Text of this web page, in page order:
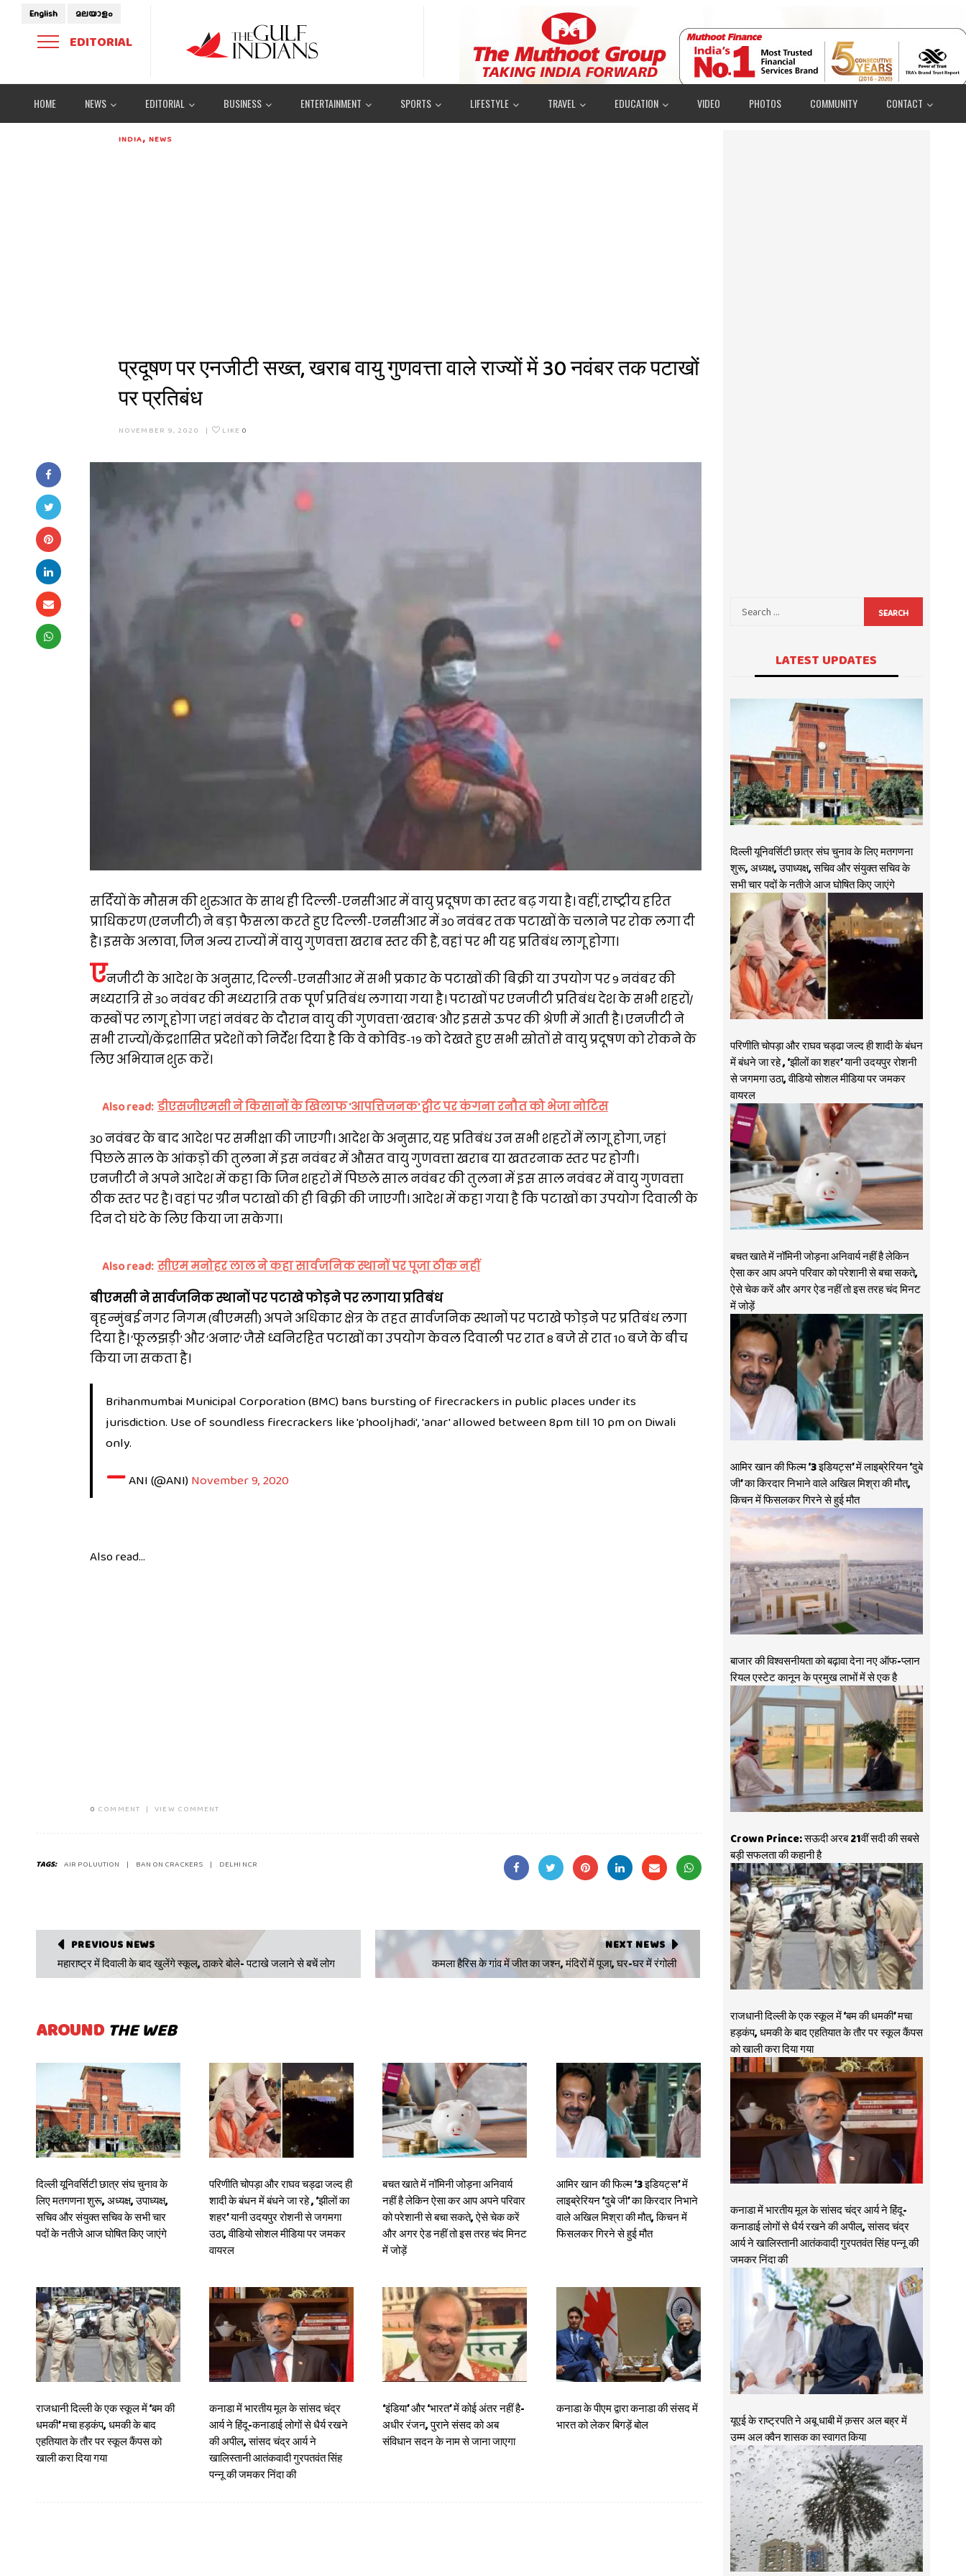
English മലയാളം
EDITORIAL
HOME NEWS EDITORIAL BUSINESS ENTERTAINMENT SPORTS LIFESTYLE TRAVEL EDUCATION VIDEO PHOTOS COMMUNITY CONTACT
INDIA, NEWS
प्रदूषण पर एनजीटी सख्त, खराब वायु गुणवत्ता वाले राज्यों में 30 नवंबर तक पटाखों
पर प्रतिबंध
NOVEMBER 9, 2020 | LIKE 0
सर्दियों के मौसम की शुरुआत के साथ ही दिल्ली-एनसीआर में वायु प्रदूषण का स्तर बढ़ गया है। वहीं, राष्ट्रीय हरित
प्राधिकरण (एनजीटी) ने बड़ा फैसला करते हुए दिल्ली-एनसीआर में 30 नवंबर तक पटाखों के चलाने पर रोक लगा दी
है। इसके अलावा, जिन अन्य राज्यों में वायु गुणवत्ता खराब स्तर की है, वहां पर भी यह प्रतिबंध लागू होगा।
एनजीटी के आदेश के अनुसार, दिल्ली-एनसीआर में सभी प्रकार के पटाखों की बिक्री या उपयोग पर 9 नवंबर की
मध्यरात्रि से 30 नवंबर की मध्यरात्रि तक पूर्ण प्रतिबंध लगाया गया है। पटाखों पर एनजीटी प्रतिबंध देश के सभी शहरों/
कस्बों पर लागू होगा जहां नवंबर के दौरान वायु की गुणवत्ता ‘खराब’ और इससे ऊपर की श्रेणी में आती है। एनजीटी ने
सभी राज्यों/केंद्रशासित प्रदेशों को निर्देश दिया है कि वे कोविड-19 को देखते हुए सभी स्रोतों से वायु प्रदूषण को रोकने के
लिए अभियान शुरू करें।
Also read: डीएसजीएमसी ने किसानों के खिलाफ 'आपत्तिजनक' ट्वीट पर कंगना रनौत को भेजा नोटिस
30 नवंबर के बाद आदेश पर समीक्षा की जाएगी। आदेश के अनुसार, यह प्रतिबंध उन सभी शहरों में लागू होगा, जहां
पिछले साल के आंकड़ों की तुलना में इस नवंबर में औसत वायु गुणवत्ता खराब या खतरनाक स्तर पर होगी।
एनजीटी ने अपने आदेश में कहा कि जिन शहरों में पिछले साल नवंबर की तुलना में इस साल नवंबर में वायु गुणवत्ता
ठीक स्तर पर है। वहां पर ग्रीन पटाखों की ही बिक्री की जाएगी। आदेश में कहा गया है कि पटाखों का उपयोग दिवाली के
दिन दो घंटे के लिए किया जा सकेगा।
Also read: सीएम मनोहर लाल ने कहा सार्वजनिक स्थानों पर पूजा ठीक नहीं
बीएमसी ने सार्वजनिक स्थानों पर पटाखे फोड़ने पर लगाया प्रतिबंध
बृहन्मुंबई नगर निगम (बीएमसी) अपने अधिकार क्षेत्र के तहत सार्वजनिक स्थानों पर पटाखे फोड़ने पर प्रतिबंध लगा
दिया है। ‘फूलझड़ी’ और ‘अनार’ जैसे ध्वनिरहित पटाखों का उपयोग केवल दिवाली पर रात 8 बजे से रात 10 बजे के बीच
किया जा सकता है।
Brihanmumbai Municipal Corporation (BMC) bans bursting of firecrackers in public places under its
jurisdiction. Use of soundless firecrackers like 'phooljhadi', 'anar' allowed between 8pm till 10 pm on Diwali
only.
—ANI (@ANI)November 9, 2020
Also read...
0 COMMENT | VIEW COMMENT
TAGS: AIR POLUUTION BAN ON CRACKERS DELHI NCR
PREVIOUS NEWS
महाराष्ट्र में दिवाली के बाद खुलेंगे स्कूल, ठाकरे बोले- पटाखे जलाने से बचें लोग
NEXT NEWS
कमला हैरिस के गांव में जीत का जश्न, मंदिरों में पूजा, घर-घर में रंगोली
AROUND THE WEB
दिल्ली यूनिवर्सिटी छात्र संघ चुनाव के
लिए मतगणना शुरू, अध्यक्ष, उपाध्यक्ष,
सचिव और संयुक्त सचिव के सभी चार
पदों के नतीजे आज घोषित किए जाएंगे
परिणीति चोपड़ा और राघव चड्ढा जल्द ही
शादी के बंधन में बंधने जा रहे , ‘झीलों का
शहर’ यानी उदयपुर रोशनी से जगमगा
उठा, वीडियो सोशल मीडिया पर जमकर
वायरल
बचत खाते में नॉमिनी जोड़ना अनिवार्य
नहीं है लेकिन ऐसा कर आप अपने परिवार
को परेशानी से बचा सकते, ऐसे चेक करें
और अगर ऐड नहीं तो इस तरह चंद मिनट
में जोड़ें
आमिर खान की फिल्म ‘3 इडियट्स’ में
लाइब्रेरियन ‘दुबे जी’ का किरदार निभाने
वाले अखिल मिश्रा की मौत, किचन में
फिसलकर गिरने से हुई मौत
राजधानी दिल्ली के एक स्कूल में ‘बम की
धमकी’ मचा हड़कंप, धमकी के बाद
एहतियात के तौर पर स्कूल कैंपस को
खाली करा दिया गया
कनाडा में भारतीय मूल के सांसद चंद्र
आर्य ने हिंदू-कनाडाई लोगों से धैर्य रखने
की अपील, सांसद चंद्र आर्य ने
खालिस्तानी आतंकवादी गुरपतवंत सिंह
पन्नू की जमकर निंदा की
‘इंडिया’ और ‘भारत’ में कोई अंतर नहीं है-
अधीर रंजन, पुराने संसद को अब
संविधान सदन के नाम से जाना जाएगा
कनाडा के पीएम द्वारा कनाडा की संसद में
भारत को लेकर बिगड़ें बोल
SEARCH
LATEST UPDATES
दिल्ली यूनिवर्सिटी छात्र संघ चुनाव के लिए मतगणना
शुरू, अध्यक्ष, उपाध्यक्ष, सचिव और संयुक्त सचिव के
सभी चार पदों के नतीजे आज घोषित किए जाएंगे
परिणीति चोपड़ा और राघव चड्ढा जल्द ही शादी के बंधन
में बंधने जा रहे , ‘झीलों का शहर’ यानी उदयपुर रोशनी
से जगमगा उठा, वीडियो सोशल मीडिया पर जमकर
वायरल
बचत खाते में नॉमिनी जोड़ना अनिवार्य नहीं है लेकिन
ऐसा कर आप अपने परिवार को परेशानी से बचा सकते,
ऐसे चेक करें और अगर ऐड नहीं तो इस तरह चंद मिनट
में जोड़ें
आमिर खान की फिल्म ‘3 इडियट्स’ में लाइब्रेरियन ‘दुबे
जी’ का किरदार निभाने वाले अखिल मिश्रा की मौत,
किचन में फिसलकर गिरने से हुई मौत
बाजार की विश्वसनीयता को बढ़ावा देना नए ऑफ-प्लान
रियल एस्टेट कानून के प्रमुख लाभों में से एक है
Crown Prince: सऊदी अरब 21वीं सदी की सबसे
बड़ी सफलता की कहानी है
राजधानी दिल्ली के एक स्कूल में ‘बम की धमकी’ मचा
हड़कंप, धमकी के बाद एहतियात के तौर पर स्कूल कैंपस
को खाली करा दिया गया
कनाडा में भारतीय मूल के सांसद चंद्र आर्य ने हिंदू-
कनाडाई लोगों से धैर्य रखने की अपील, सांसद चंद्र
आर्य ने खालिस्तानी आतंकवादी गुरपतवंत सिंह पन्नू की
जमकर निंदा की
यूएई के राष्ट्रपति ने अबू धाबी में क़सर अल बह्र में
उम्म अल क्वैन शासक का स्वागत किया